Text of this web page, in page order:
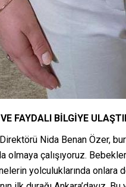
FAYDALI BİLGİYE
Nida Benan Özer,
olmaya çalışıyoruz.
yolculuklarında onlara